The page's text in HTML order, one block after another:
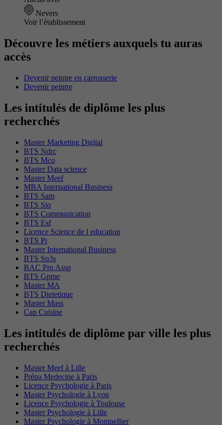
Nevers
Voir l’établissement
Découvre les métiers auxquels tu auras
accès
Devenir peintre en carrosserie
Devenir peintre
Les intitulés de diplôme les plus
recherchés
Master Marketing Digital
BTS Ndrc
BTS Mco
Master Data science
Master Meef
MBA International Business
BTS Sam
BTS Sio
BTS Communication
BTS Esf
Licence Science de l education
BTS Pi
Master International Business
BTS Sp3s
BAC Pro Assp
BTS Gpme
Master MA
BTS Dietetique
Master Mass
Cap Cuisine
Les intitulés de diplôme par ville les plus
recherchés
Master Meef à Lille
Prépa Medecine à Paris
Licence Psychologie à Paris
Master Psychologie à Lyon
Licence Psychologie à Toulouse
Master Psychologie à Lille
Master Psychologie à Montpellier